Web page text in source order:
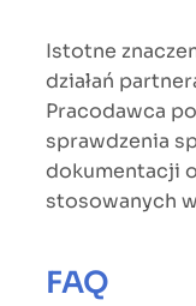
Istotne
działań
Pracodawca
sprawdzenia
dokumentacji
stosowanych
FAQ